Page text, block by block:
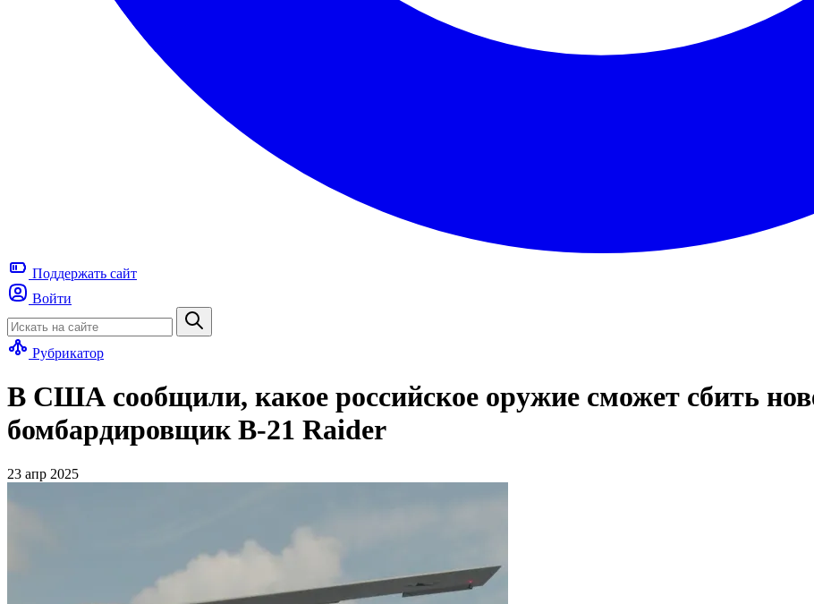
Поддержать сайт
Войти
Рубрикатор
В США сообщили, какое российское оружие сможет сбить
бомбардировщик B-21 Raider
23 апр 2025